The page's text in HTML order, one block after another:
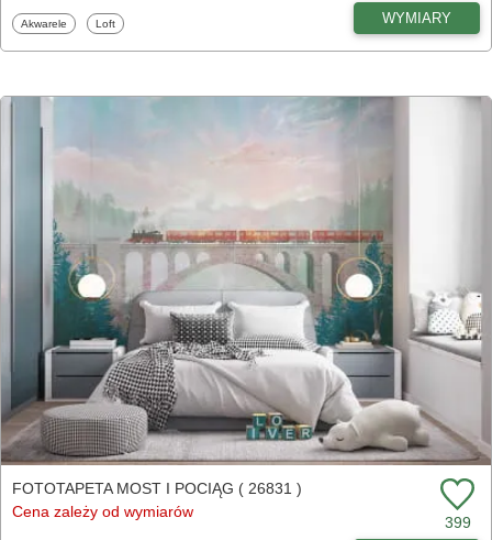
Fototapety
Akwarele Fototapety
Loft WYMIARY
FOTOTAPETA MOST I POCIĄG ( 26831 )
Cena zależy od wymiarów
399